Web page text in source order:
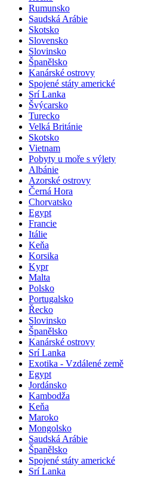
Rumunsko
Saudská Arábie
Skotsko
Slovensko
Slovinsko
Španělsko
Kanárské ostrovy
Spojené státy americké
Srí Lanka
Švýcarsko
Turecko
Velká Británie
Skotsko
Vietnam
Pobyty u moře s výlety
Albánie
Azorské ostrovy
Černá Hora
Chorvatsko
Egypt
Francie
Itálie
Keňa
Korsika
Kypr
Malta
Polsko
Portugalsko
Řecko
Slovinsko
Španělsko
Kanárské ostrovy
Srí Lanka
Exotika - Vzdálené země
Egypt
Jordánsko
Kambodža
Keňa
Maroko
Mongolsko
Saudská Arábie
Španělsko
Spojené státy americké
Srí Lanka